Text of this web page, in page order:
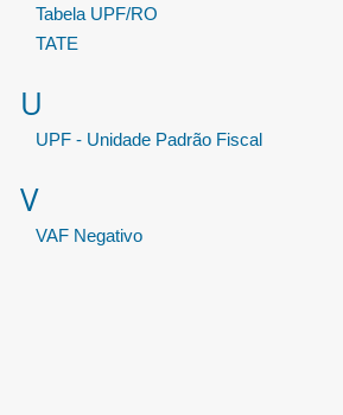
Tabela UPF/RO
TATE
U
UPF - Unidade Padrão Fiscal
V
VAF Negativo